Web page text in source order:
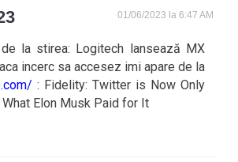
01/06/2023 la 6:47 AM
la stirea: Logitech lansează MX
incerc sa accesez imi apare de la
: Fidelity: Twitter is Now Only
Elon Musk Paid for It